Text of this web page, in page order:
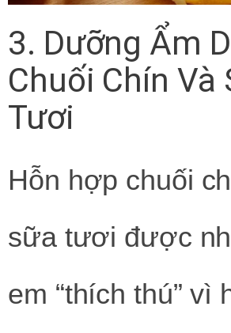
3. Dưỡng Ẩm
Chuối Chín Và
Tươi
Hỗn hợp chuối
sữa tươi được
em “thích thú” vì